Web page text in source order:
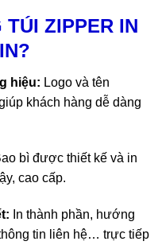
TÚI ZIPPER IN
hiệu: Logo và tên
khách hàng dễ dàng
bì được thiết kế và in
cao cấp.
In thành phần, hướng
tin liên hệ… trực tiếp